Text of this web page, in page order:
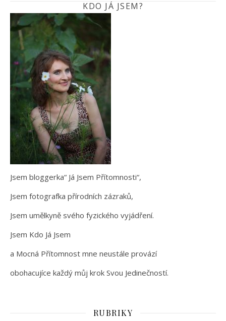
KDO JÁ JSEM?
Jsem bloggerka“ Já Jsem Přítomnosti“,
Jsem fotografka přírodních zázraků,
Jsem umělkyně svého fyzického vyjádření.
Jsem Kdo Já Jsem
a Mocná Přítomnost mne neustále provází
obohacujíce každý můj krok Svou Jedinečností.
RUBRIKY